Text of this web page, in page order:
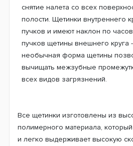
снятие налета со всех
полости. Щетинки внутреннего
пучков и имеют наклон по
пучков щетины внешнего круга
необычная форма щетины
вычищать межзубные
всех видов загрязнений.
Все щетинки изготовлены из
полимерного материала,
и легко выдерживает высокую